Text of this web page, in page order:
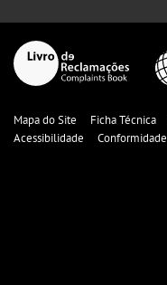
Mapa do Site Ficha Técnica
Acessibilidade
Conformidade